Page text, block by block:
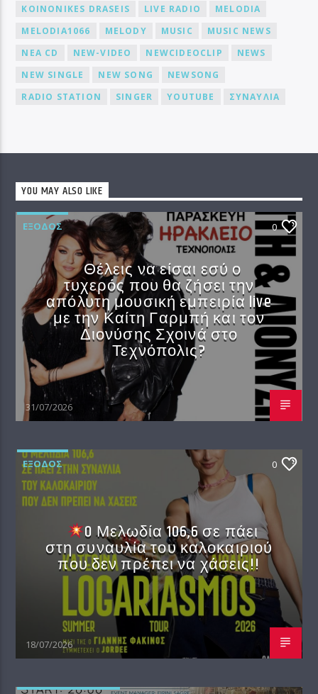
KOINONIKES DRASEIS
LIVE RADIO
MELODIA
MELODIA1066
MELODY MUSIC
MUSIC NEWS
NEA CD
NEW-VIDEO NEWCIDEOCLIP
NEWS
NEW SINGLE
NEW SONG
NEWSONG
RADIO STATION
SINGER YOUTUBE ΣΥΝΑΥΛΙΑ
YOU MAY ALSO LIKE
EΞΟΔΟΣ 0
Θέλεις να είσαι εσύ ο
τυχερός που θα ζήσει την
απόλυτη μουσική εμπειρία live
με την Καίτη Γαρμπή και τον
Διονύσης Σχοινά στο
Τεχνόπολις?
31/07/2026
EΞΟΔΟΣ 0
O Μελωδία 106,6 σε πάει
στη συναυλία του καλοκαιριού
που δεν πρέπει να χάσεις!!
18/07/2026